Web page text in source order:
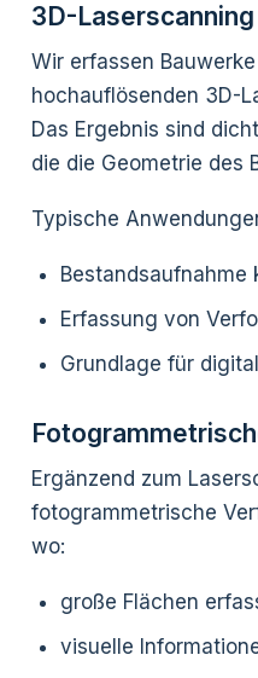
3D-
Wir erfassen
hochauflösenden 3D-
Das Ergebnis sind
die die Geometrie des
Typische
Bestandsaufnahme
Erfassung von
Grundlage für
Ergänzend zum
fotogrammetrische
wo:
große Flächen
visuelle